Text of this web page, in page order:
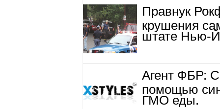
Правнук
крушения
штате Нью-
Агент ФБР:
помощью
ГМО еды.